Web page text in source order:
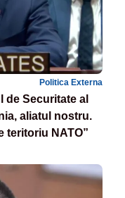
Politica Externa
de Securitate al
aliatul nostru.
teritoriu NATO”